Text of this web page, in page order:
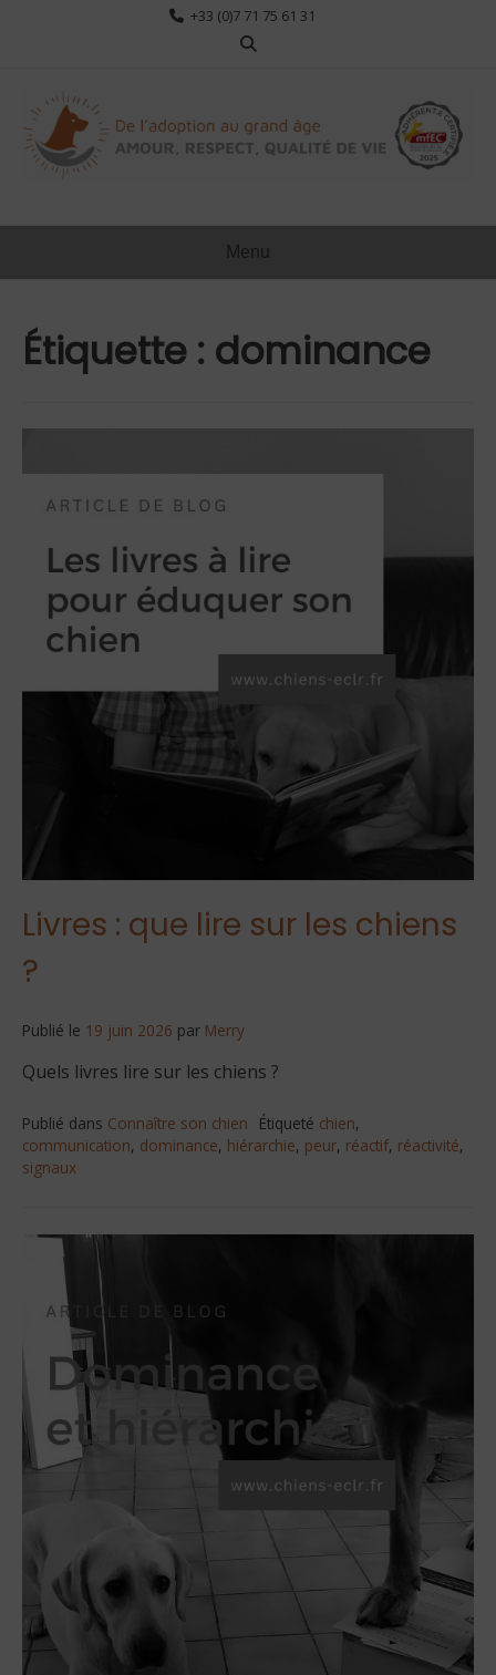
+33 (0)7 71 75 61 31
Menu
Étiquette : dominance
Livres : que lire sur les chiens
?
Publié le 19 juin 2026 par Merry
Quels livres lire sur les chiens ?
Publié dans Connaître son chien Étiqueté chien,
communication, dominance, hiérarchie, peur, réactif, réactivité,
signaux